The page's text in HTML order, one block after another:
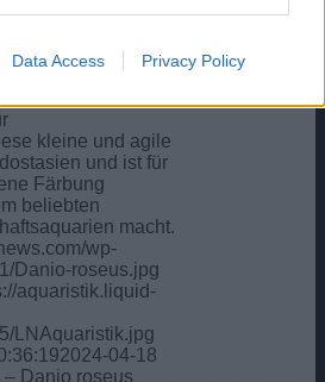
Data Access Privacy Policy
roseus
als
kleine und agile
und ist für
Färbung
beliebten
macht.
wp-
Danio-roseus.jpg
aquaristik.liquid-
LNAquaristik.jpg
2024-04-18
Danio roseus